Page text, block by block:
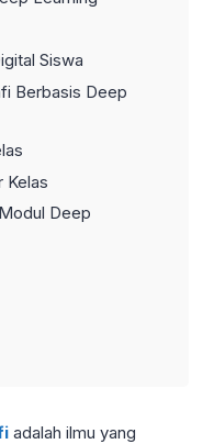
Siswa
Berbasis Deep
Kelas
Deep
adalah ilmu yang